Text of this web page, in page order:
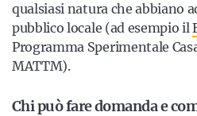
qualsiasi natura che abbiano
pubblico locale (ad esempio il
Programma Sperimentale
MATTM).
Chi può fare domanda e